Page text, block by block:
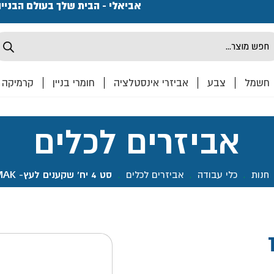
אביאלי - הבית שלך בעולם
חשמל צבע אביזרי אינסטלציה חומרי בניין קרמיקה
אביזרים לכלים
חנות . כלי עבודה . אביזרים לכלים . סט 4 יח' שקענים לעץ- TOOLMAK